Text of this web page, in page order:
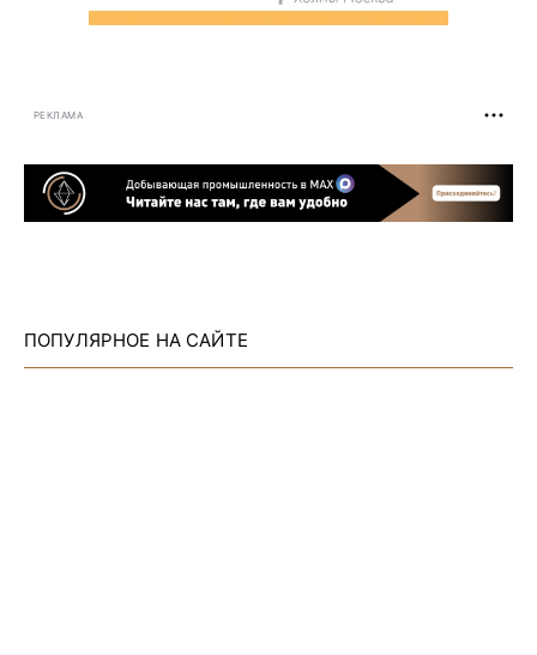
РЕКЛАМА
ПОПУЛЯРНОЕ НА САЙТЕ